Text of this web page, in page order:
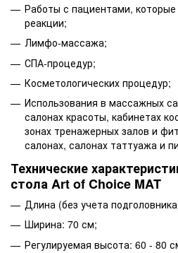
Работы с пациентами,
реакции;
Лимфо-массажа;
СПА-процедур;
Косметологических процедур;
Использования в массажных
салонах красоты, кабинетах
зонах тренажерных залов и
салонах, салонах таттуажа и
Технические
стола Art of Choice MAT
Длина (без учета
Ширина: 70 см;
Регулируемая высота: 60 - 80